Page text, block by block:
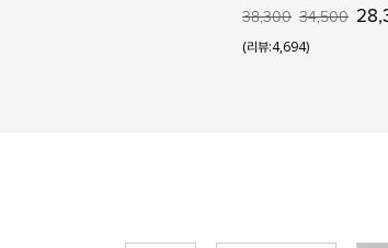
38,300 34,500
(리뷰:4,694)